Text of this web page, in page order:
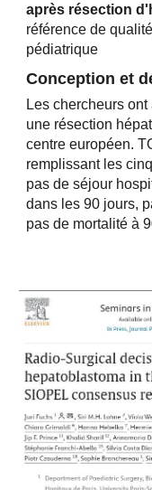
après résection
référence de
pédiatrique
Conception et
Les chercheurs
une résection
centre européen.
remplissant les
pas de séjour
dans les 90 jours,
pas de mortalité à